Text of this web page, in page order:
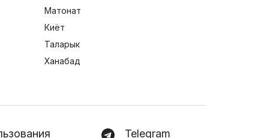
Матонат
Киёт
Таларык
Ханабад
Telegram